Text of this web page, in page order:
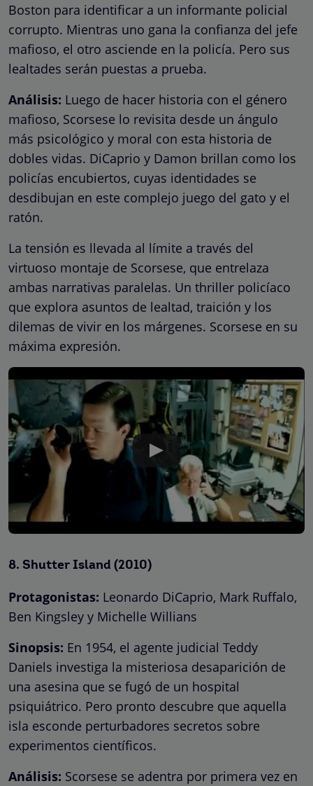
Boston para identificar a un informante policial
corrupto. Mientras uno gana la confianza del jefe
mafioso, el otro asciende en la policía. Pero sus
lealtades serán puestas a prueba.
Análisis: Luego de hacer historia con el género
mafioso, Scorsese lo revisita desde un ángulo
más psicológico y moral con esta historia de
dobles vidas. DiCaprio y Damon brillan como los
policías encubiertos, cuyas identidades se
desdibujan en este complejo juego del gato y el
ratón.
La tensión es llevada al límite a través del
virtuoso montaje de Scorsese, que entrelaza
ambas narrativas paralelas. Un thriller policíaco
que explora asuntos de lealtad, traición y los
dilemas de vivir en los márgenes. Scorsese en su
máxima expresión.
8. Shutter Island (2010)
Protagonistas: Leonardo DiCaprio, Mark Ruffalo,
Ben Kingsley y Michelle Willians
Sinopsis: En 1954, el agente judicial Teddy
Daniels investiga la misteriosa desaparición de
una asesina que se fugó de un hospital
psiquiátrico. Pero pronto descubre que aquella
isla esconde perturbadores secretos sobre
experimentos científicos.
Análisis: Scorsese se adentra por primera vez en